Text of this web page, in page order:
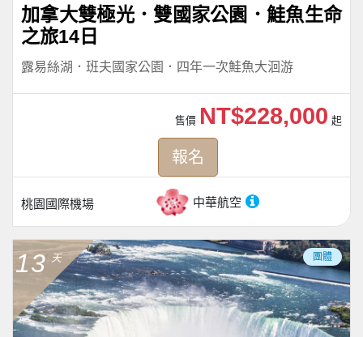
加拿大雙極光．雙國家公園．鮭魚生命
之旅14日
露易絲湖．班夫國家公園．四年一次鮭魚大洄游
桃園國際機場 中華航空
售價 NT$228,000 起
報名
13 天 團體